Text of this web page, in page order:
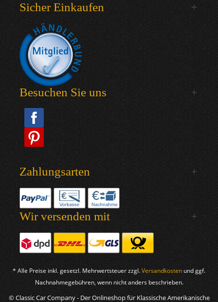
Sicher Einkaufen
Besuchen Sie uns
Zahlungsarten
Wir versenden mit
* Alle Preise inkl. gesetzl. Mehrwertsteuer zzgl.Versandkosten und ggf.
Nachnahmegebühren, wenn nicht anders beschrieben.
© Classic Car Company - Der Onlineshop für Klassische Amerikanische